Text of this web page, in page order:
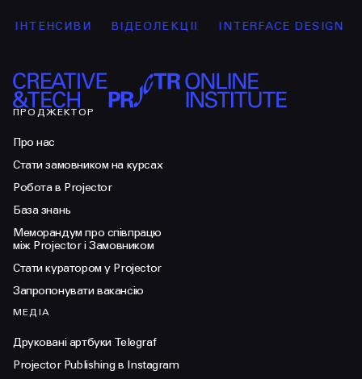
ІНТЕНСИВИ ВІДЕОЛЕКЦІЇ INTERFACE DESIGN
ПРОДЖЕКТОР
Про нас
Стати замовником на курсах
Робота в Projector
База знань
Меморандум про співпрацю
між Projector і Замовником
Стати куратором у Projector
Запропонувати вакансію
МЕДІА
Друковані артбуки Telegraf
Projector Publishing в Instagram